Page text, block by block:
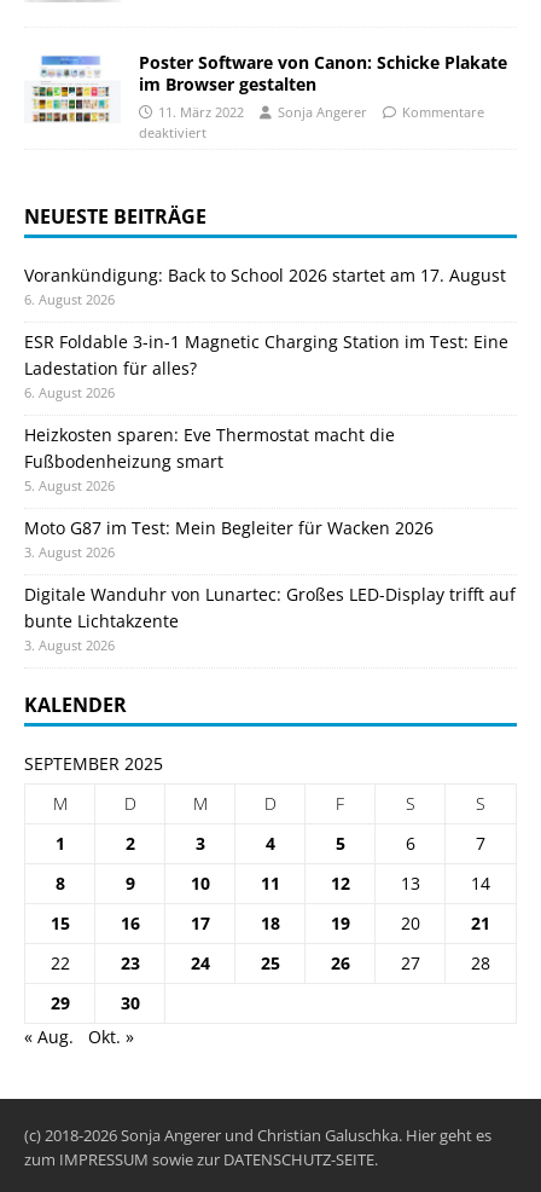
Poster Software von Canon: Schicke Plakate
im Browser gestalten
11. März 2022 Sonja Angerer
Kommentare
deaktiviert
NEUESTE BEITRÄGE
Vorankündigung: Back to School 2026 startet am 17. August
6. August 2026
ESR Foldable 3-in-1 Magnetic Charging Station im Test: Eine
Ladestation für alles?
6. August 2026
Heizkosten sparen: Eve Thermostat macht die
Fußbodenheizung smart
5. August 2026
Moto G87 im Test: Mein Begleiter für Wacken 2026
3. August 2026
Digitale Wanduhr von Lunartec: Großes LED-Display trifft auf
bunte Lichtakzente
3. August 2026
KALENDER
SEPTEMBER 2025
M
D M D F S
S
1
2 3 4 5 6
7
8
9 10 11 12 13
14
15
16 17 18 19 20
21
22
23 24 25 26 27
28
29
30
« Aug.
Okt. »
(c) 2018-2026 Sonja Angerer und Christian Galuschka. Hier geht es
zum IMPRESSUM sowie zur DATENSCHUTZ-SEITE.